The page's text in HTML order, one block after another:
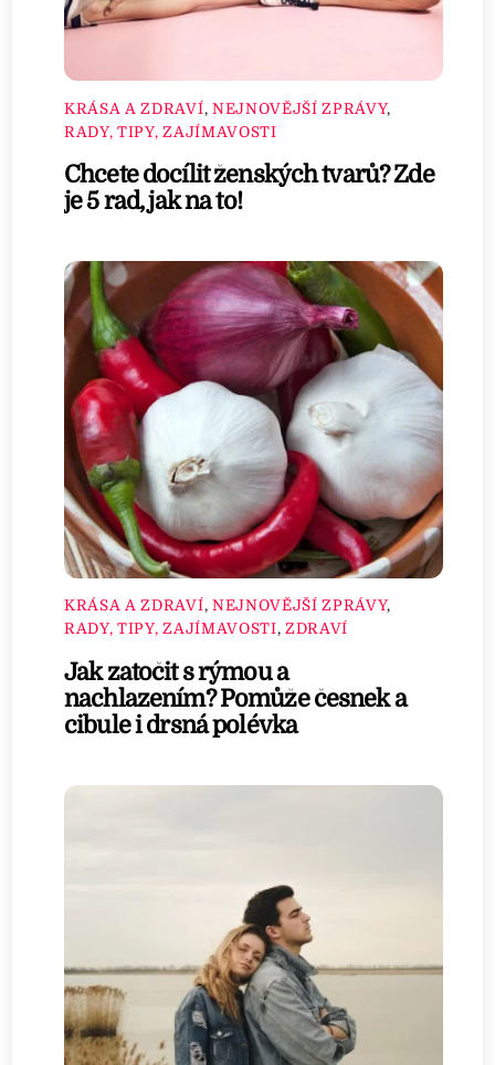
KRÁSA A ZDRAVÍ, NEJNOVĚJŠÍ ZPRÁVY,
RADY, TIPY, ZAJÍMAVOSTI
Chcete docílit ženských tvarů? Zde
je 5 rad, jak na to!
KRÁSA A ZDRAVÍ, NEJNOVĚJŠÍ ZPRÁVY,
RADY, TIPY, ZAJÍMAVOSTI, ZDRAVÍ
Jak zatočit s rýmou a
nachlazením? Pomůže česnek a
cibule i drsná polévka